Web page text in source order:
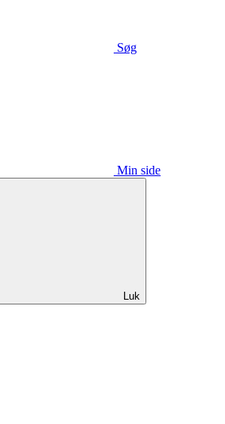
Søg
Min side
Luk